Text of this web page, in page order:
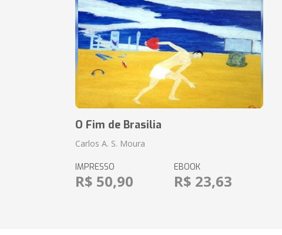
O Fim de Brasilia
Carlos A. S. Moura
IMPRESSO
R$ 50,90
EBOOK
R$ 23,63